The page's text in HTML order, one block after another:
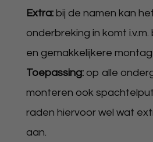
Extra: bij de namen kan
onderbreking in komt
en gemakkelijkere
Toepassing: op alle
monteren ook
raden hiervoor wel wat
aan.